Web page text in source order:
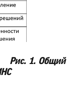
Рис. 1. Общий